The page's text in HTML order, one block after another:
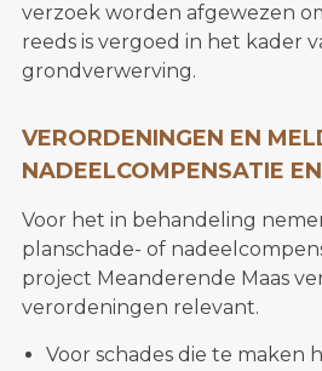
verzoek worden afgewezen
reeds is vergoed in het kader
grondverwerving.
VERORDENINGEN EN
NADEELCOMPENSATIE
Voor het in behandeling
planschade- of
project Meanderende Maas
verordeningen relevant.
Voor schades die te maken